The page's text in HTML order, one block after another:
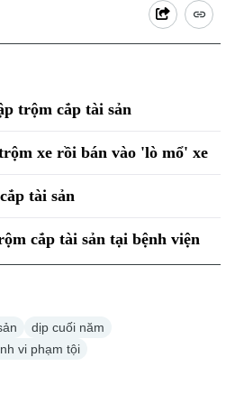
trộm cắp tài sản
xe rồi bán vào 'lò mổ' xe
tài sản
cắp tài sản tại bệnh viện
dịp cuối năm
vi phạm tội